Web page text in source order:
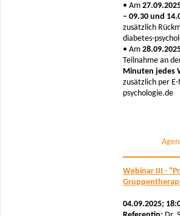
• Am
– 09.30 und
zusätzlich
diabetes-
• Am
Teilnahme an
Minuten jedes
zusätzlich per
psychologie.de
Webinar III -
04.09.2025;